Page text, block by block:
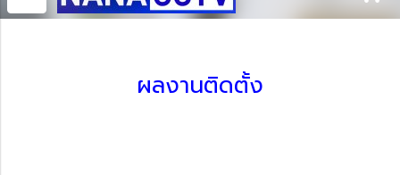
ผลงานติดตั้ง